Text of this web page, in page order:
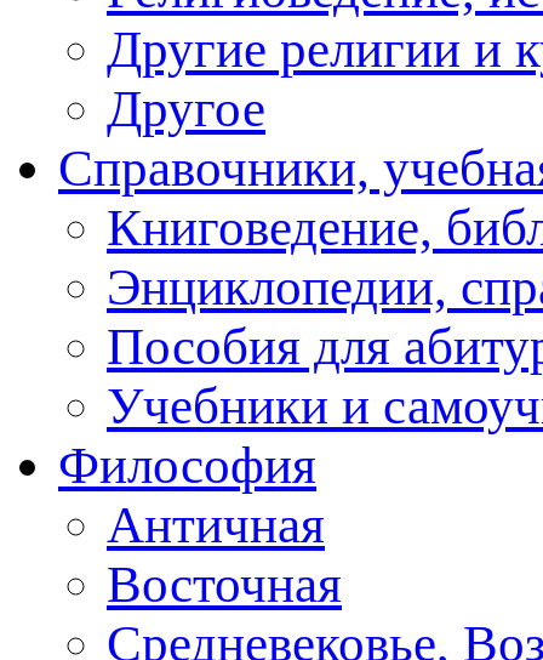
Другие религии и
Другое
Справочники,
Книговедение,
Энциклопедии,
Пособия для
Учебники и
Философия
Античная
Восточная
Средневековье,